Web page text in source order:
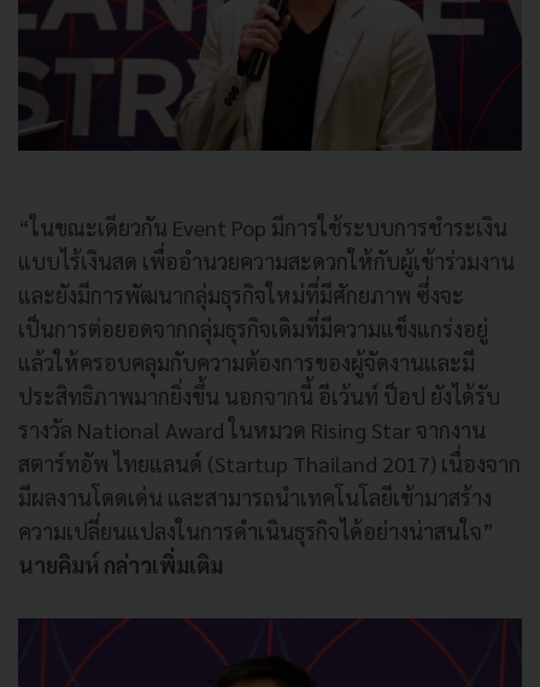
“ในขณะเดียวกัน Event Pop มีการใช้ระบบการชำระเงิน
แบบไร้เงินสด เพื่ออำนวยความสะดวกให้กับผู้เข้าร่วมงาน
และยังมีการพัฒนากลุ่มธุรกิจใหม่ที่มีศักยภาพ ซึ่งจะ
เป็นการต่อยอดจากกลุ่มธุรกิจเดิมที่มีความแข็งแกร่งอยู่
แล้วให้ครอบคลุมกับความต้องการของผู้จัดงานและมี
ประสิทธิภาพมากยิ่งขึ้น นอกจากนี้ อีเว้นท์ ป็อป ยังได้รับ
รางวัล National Award ในหมวด Rising Star จากงาน
สตาร์ทอัพ ไทยแลนด์ (Startup Thailand 2017) เนื่องจาก
มีผลงานโดดเด่น และสามารถนำเทคโนโลยีเข้ามาสร้าง
ความเปลี่ยนแปลงในการดำเนินธุรกิจได้อย่างน่าสนใจ”
นายคิมห์ กล่าวเพิ่มเติม